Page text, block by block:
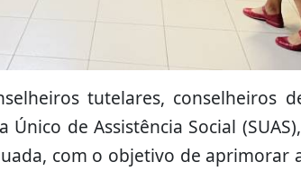
tutelares, conselheiros
de Assistência Social
com o objetivo de aprimorar